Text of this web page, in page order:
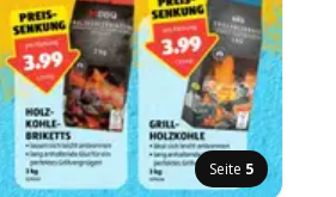
Seite 5